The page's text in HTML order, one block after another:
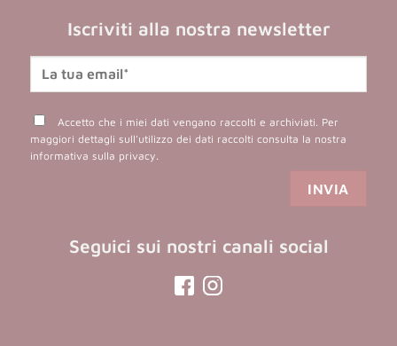
Iscriviti alla nostra newsletter
Accetto che i miei dati vengano raccolti e archiviati. Per
maggiori dettagli sull'utilizzo dei dati raccolti consulta la nostra
informativa sulla privacy
Seguici sui nostri canali social